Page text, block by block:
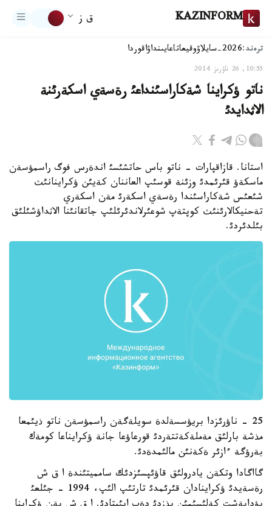
KAZINFORM ق ز
ترەند:2026-سايلاۋ وقيعاتاعايىنداۋاقوردا
10:55, 26 ناۋرىز 2014
ناتو ؤكراينا شةكاراسئنداعئ رةسةي اسكةرئنة
الاثدايدئ
استانا. قازاقپارات - ناتو باس حاتشئسئ اندةرس فوگ راسمؤسةن
ماسكةؤ قئرئمدئ وزئنة قوسئپ العاننان كةيئن ؤكراينانئث
شئعئس شةكاراسئندا رةسةي اسكةرئ مةن اسكةري
تةحنيكالارئنئث كوپتةپ شوعئرلاندئرئلئپ جاتقانئنا الاثداؤشئلئق
بئلدئردئ.
25 - ناؤرئزدا بريؤسسةلدة سويلةگةن راسمؤسةن ناتو ذيئمعا
مذشة بارلئق مةملةكةتتةردئ قورعاؤعا جانة ؤكرايناعا كومةك
بةرؤگة ءازئر ةكةنئن مالئمدةدئ.
گااگادا وتكةن يادرولئق قاؤئپسئزدئك سامميتئندة ا ق ش
رةسةيدئ ؤكراينادان قئرئمدئ تارتئپ الئپ، 1994 - جئلعئ